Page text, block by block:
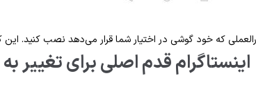
که خود گوشی در اختیار شما قرار می‌دهد نصب کنید.
قدم اصلی برای تغییر